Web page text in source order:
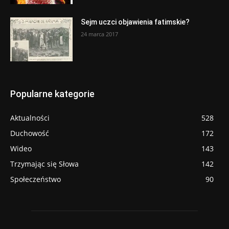
Sejm uczci objawienia fatimskie?
24 marca 2017
Popularne kategorie
Aktualności
528
Duchowość
172
Wideo
143
Trzymając się Słowa
142
Społeczeństwo
90